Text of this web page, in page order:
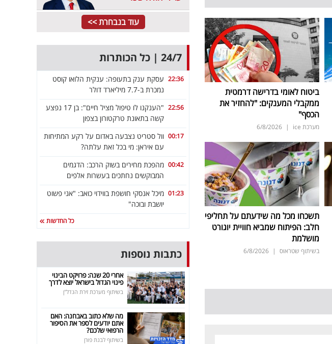
ביטוח לאומי בדרישה דרמטית
ממקבלי המענקים: "להחזיר את
הכסף"
מערכת ice |
6/8/2026
תשכחו מכל מה שידעתם על תחליפי
חלב: הפיתוח שמביא חוויית יוגורט
מושלמת
בשיתוף שטראוס |
6/8/2026
עוד בנבחרת >>
24/7 | כל הכותרות
22:36 עסקת ענק בתעופה: ענקית הלואו קוסט
נמכרת ב-7.7 מיליארד דולר
22:56
"הענקנו לו טיפול מציל חיים": בן 17 נפצע
קשה בתאונת טרקטורון בצפון
00:17 וול סטריט נצבעה באדום על רקע המתיחות
עם איראן: מי בכל זאת עלתה?
00:42 מהפכת מחירים בשוק הרכב: הדגמים
המבוקשים נחתכים בעשרות אלפים
01:23 מיכל אנסקי חושפת בווידוי כואב: "אני פשוט
יושבת ובוכה"
כל החדשות
כתבות נוספות
אחרי 20 שנה: פרויקט הבינוי
פינוי הגדול בישראל יוצא לדרך
בשיתוף מערכת זירת הנדל"ן
מה שלא כתוב באבחנה: האם
אתם יודעים לספר את הסיפור
הרפואי שלכם?
בשיתוף לבנת פורן